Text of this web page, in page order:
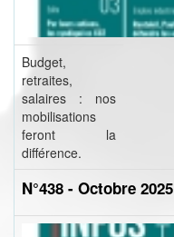
Budget,
retraites,
salaires : nos
mobilisations
feront la
différence.
N°438 - Octobre 2025